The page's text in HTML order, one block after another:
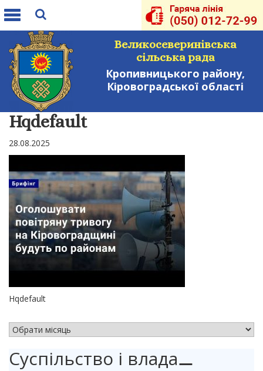
Toggle
Великосеверинівська
сільська рада
Кропивницького району,
Кіровоградської області
Hqdefault
28.08.2025
Hqdefault
Суспільство і влада⚊